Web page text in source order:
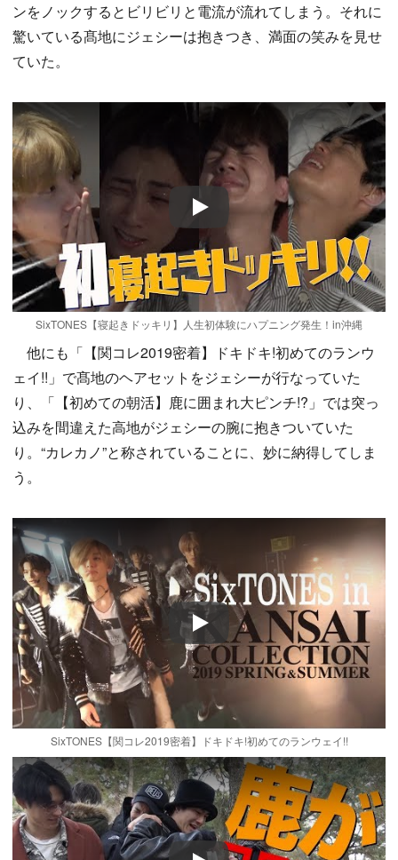
ンをノックするとビリビリと電流が流れてしまう。それに
驚いている髙地にジェシーは抱きつき、満面の笑みを見せ
ていた。
Play
SixTONES【寝起きドッキリ】人生初体験にハプニング発生！in沖縄
他にも「【関コレ2019密着】ドキドキ!初めてのランウ
ェイ!!」で髙地のヘアセットをジェシーが行なっていた
り、「【初めての朝活】鹿に囲まれ大ピンチ!?」では突っ
込みを間違えた高地がジェシーの腕に抱きついていた
り。“カレカノ”と称されていることに、妙に納得してしま
う。
Play
SixTONES【関コレ2019密着】ドキドキ!初めてのランウェイ!!